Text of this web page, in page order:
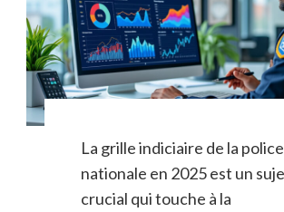
La grille indiciaire de la police
nationale en 2025 est un
crucial qui touche à la